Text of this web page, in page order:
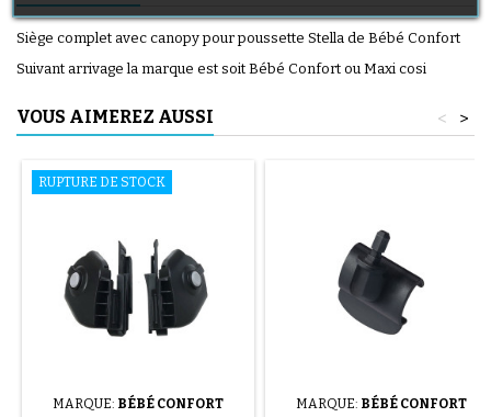
Siège complet avec canopy pour poussette Stella de Bébé Confort
Suivant arrivage la marque est soit Bébé Confort ou Maxi cosi
VOUS AIMEREZ AUSSI >
<
RUPTURE DE STOCK
MARQUE: BÉBÉ CONFORT MARQUE: BÉBÉ CONFORT